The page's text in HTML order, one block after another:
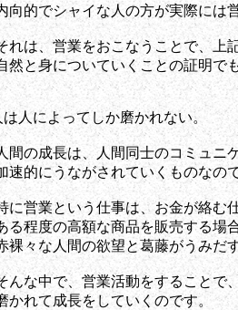
でシャイな人の方が実際には営
、営業をおこなうことで、上
についていくことの証明でも
によってしか磨かれない。
成長は、人間同士のコミュニケ
にうながされていくものなの
という仕事は、お金が絡む仕
度の高額な商品を販売する場合
な人間の欲望と葛藤がうみだす
中で、営業活動をすることで、
て成長をしていくのです。